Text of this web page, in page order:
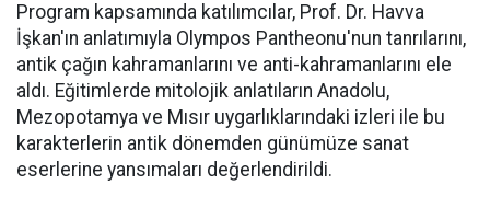
Program kapsamında katılımcılar, Prof. Dr. Havva
İşkan'ın anlatımıyla Olympos Pantheonu'nun tanrılarını,
antik çağın kahramanlarını ve anti-kahramanlarını ele
aldı. Eğitimlerde mitolojik anlatıların Anadolu,
Mezopotamya ve Mısır uygarlıklarındaki izleri ile bu
karakterlerin antik dönemden günümüze sanat
eserlerine yansımaları değerlendirildi.